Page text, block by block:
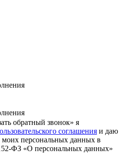
обратный звонок» я
соглашения и даю
моих персональных данных в
ФЗ «О персональных данных»